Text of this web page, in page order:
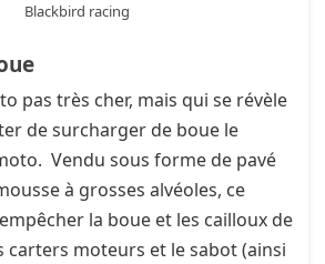
Blackbird racing
pas très cher, mais qui se révèle
de surcharger de boue le
Vendu sous forme de pavé
à grosses alvéoles, ce
la boue et les cailloux de
moteurs et le sabot (ainsi